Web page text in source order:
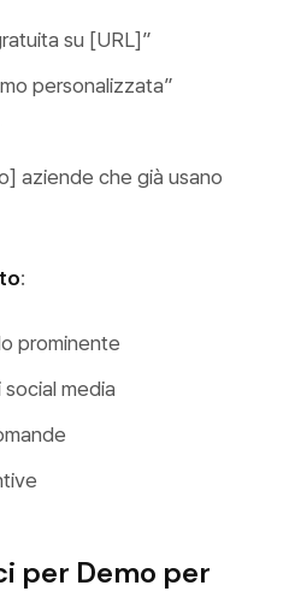
su [URL]”
personalizzata”
aziende che già usano
:
prominente
media
per Demo per